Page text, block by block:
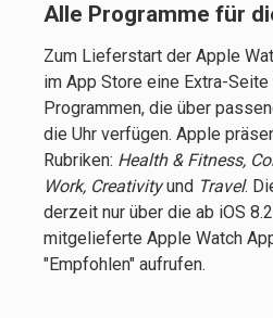
Alle Programme für
Zum Lieferstart der Apple
im App Store eine Extra-
Programmen, die über
die Uhr verfügen. Apple
Rubriken: Health & Fitness,
Work, Creativityund Travel.
derzeit nur über die ab iOS
mitgelieferte Apple Watch
"Empfohlen" aufrufen.